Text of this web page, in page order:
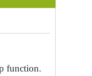
function.